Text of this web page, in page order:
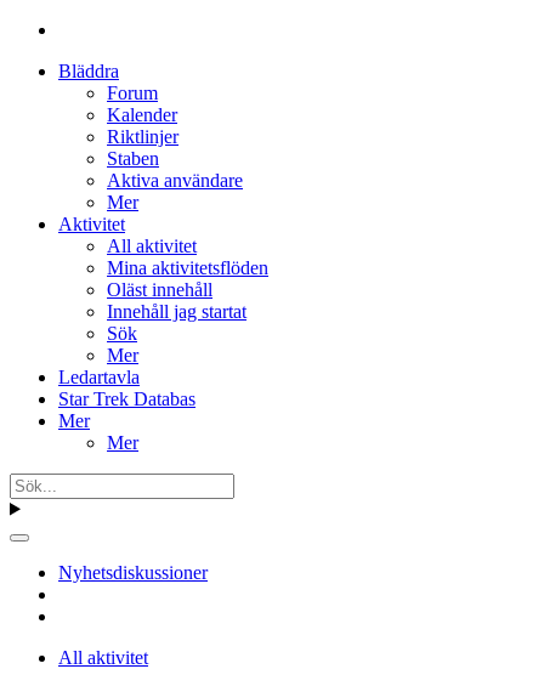
Bläddra
Forum
Kalender
Riktlinjer
Staben
Aktiva användare
Mer
Aktivitet
All aktivitet
Mina aktivitetsflöden
Oläst innehåll
Innehåll jag startat
Sök
Mer
Ledartavla
Star Trek Databas
Mer
Mer
Nyhetsdiskussioner
All aktivitet